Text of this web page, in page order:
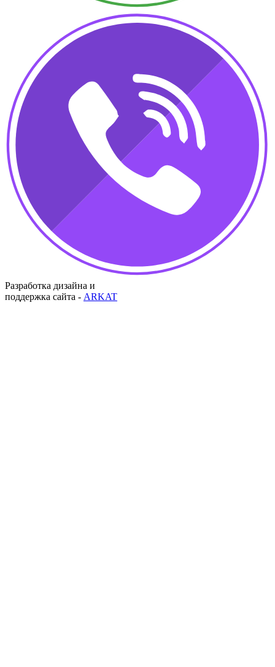
Разработка дизайна и
поддержка сайта - ARKAT